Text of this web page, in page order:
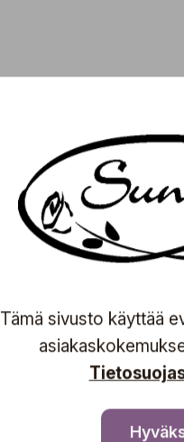
Tämä sivusto käyttää